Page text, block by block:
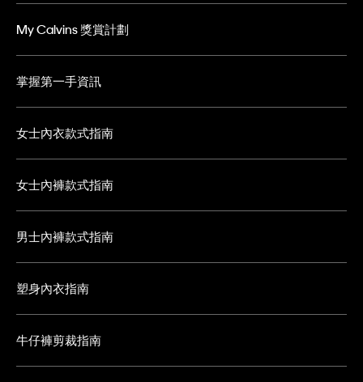
My Calvins 獎賞計劃
掌握第一手資訊
女士內衣款式指南
女士內褲款式指南
男士內褲款式指南
塑身內衣指南
牛仔褲剪裁指南